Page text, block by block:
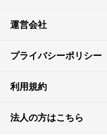
運営会社
プライバシーポリシー
利用規約
法人の方はこちら